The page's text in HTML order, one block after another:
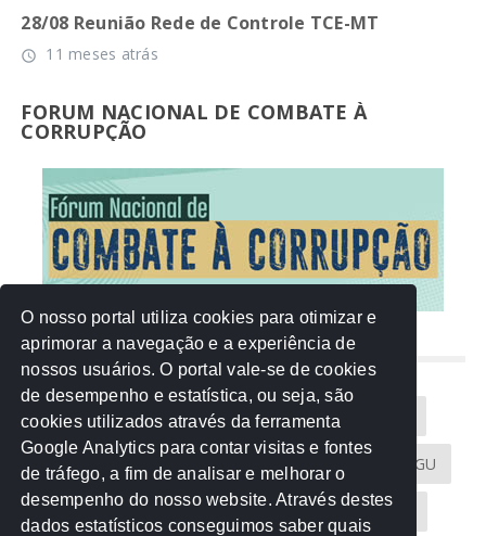
28/08 Reunião Rede de Controle TCE-MT
access_time 11 meses atrás
FORUM NACIONAL DE COMBATE À
CORRUPÇÃO
NUVEM DE TAGS
Acontece na Rede AGU AMM
Atricon Audicom CAU-MT CGU
CREA-MT Eventos MPC-MT MPE-MT
O nosso portal utiliza cookies para otimizar e
aprimorar a navegação e a experiência de
nossos usuários. O portal vale-se de cookies
de desempenho e estatística, ou seja, são
cookies utilizados através da ferramenta
Google Analytics para contar visitas e fontes
de tráfego, a fim de analisar e melhorar o
desempenho do nosso website. Através destes
dados estatísticos conseguimos saber quais